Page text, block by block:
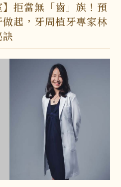
】拒當無「齒」族！預
起，牙周植牙專家林